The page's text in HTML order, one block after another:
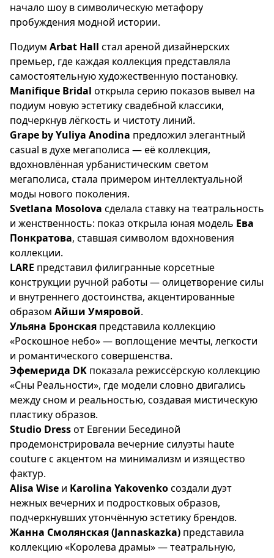
начало шоу в символическую метафору
пробуждения модной истории.
Подиум Arbat Hall стал ареной дизайнерских
премьер, где каждая коллекция представляла
самостоятельную художественную постановку.
Manifique Bridal открыла серию показов вывел на
подиум новую эстетику свадебной классики,
подчеркнув лёгкость и чистоту линий.
Grape by Yuliya Anodina предложил элегантный
casual в духе мегаполиса — её коллекция,
вдохновлённая урбанистическим светом
мегаполиса, стала примером интеллектуальной
моды нового поколения.
Svetlana Mosolova сделала ставку на театральность
и женственность: показ открыла юная модель Ева
Понкратова, ставшая символом вдохновения
коллекции.
LARE представил филигранные корсетные
конструкции ручной работы — олицетворение силы
и внутреннего достоинства, акцентированные
образом Айши Умяровой.
Ульяна Бронская представила коллекцию
«Роскошное небо» — воплощение мечты, легкости
и романтического совершенства.
Эфемерида DK показала режиссёрскую коллекцию
«Сны Реальности», где модели словно двигались
между сном и реальностью, создавая мистическую
пластику образов.
Studio Dressот Евгении Бесединой
продемонстрировала вечерние силуэты haute
couture с акцентом на минимализм и изящество
фактур.
Alisa Wise и Karolina Yakovenkoсоздали дуэт
нежных вечерних и подростковых образов,
подчеркнувших утончённую эстетику брендов.
Жанна Смолянская (Jannaskazka) представила
коллекцию «Королева драмы» — театральную,